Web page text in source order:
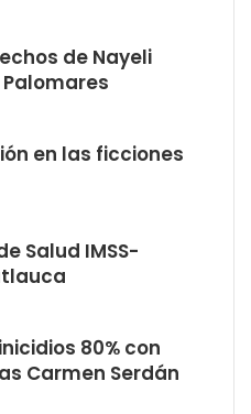
de Nayeli
en las ficciones
Salud IMSS-
80% con
Carmen Serdán